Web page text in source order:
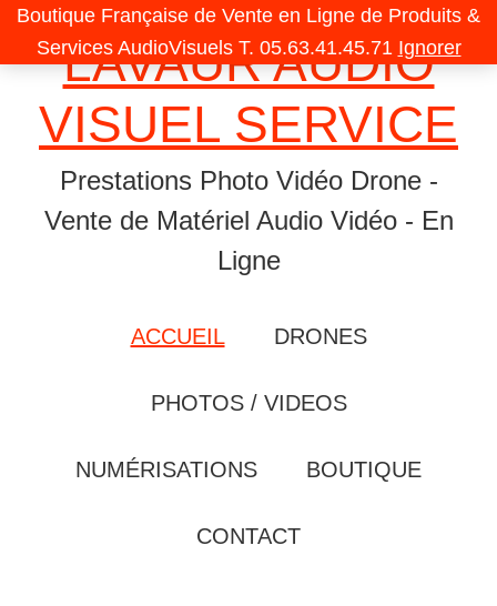
Skip
primary
navigation
Skip
content
Skip
primary
sidebar
LAVAUR AUDIO
VISUEL SERVICE
Prestations Photo Vidéo Drone -
Vente de Matériel Audio Vidéo - En
Ligne
ACCUEIL DRONES
PHOTOS / VIDEOS
NUMÉRISATIONS BOUTIQUE
CONTACT
Boutique Française de Vente en Ligne de Produits &
Services AudioVisuels T. 05.63.41.45.71 Ignorer